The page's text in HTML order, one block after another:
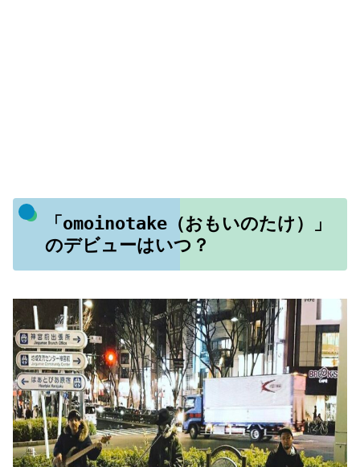
「omoinotake（おもいのたけ）」
のデビューはいつ？